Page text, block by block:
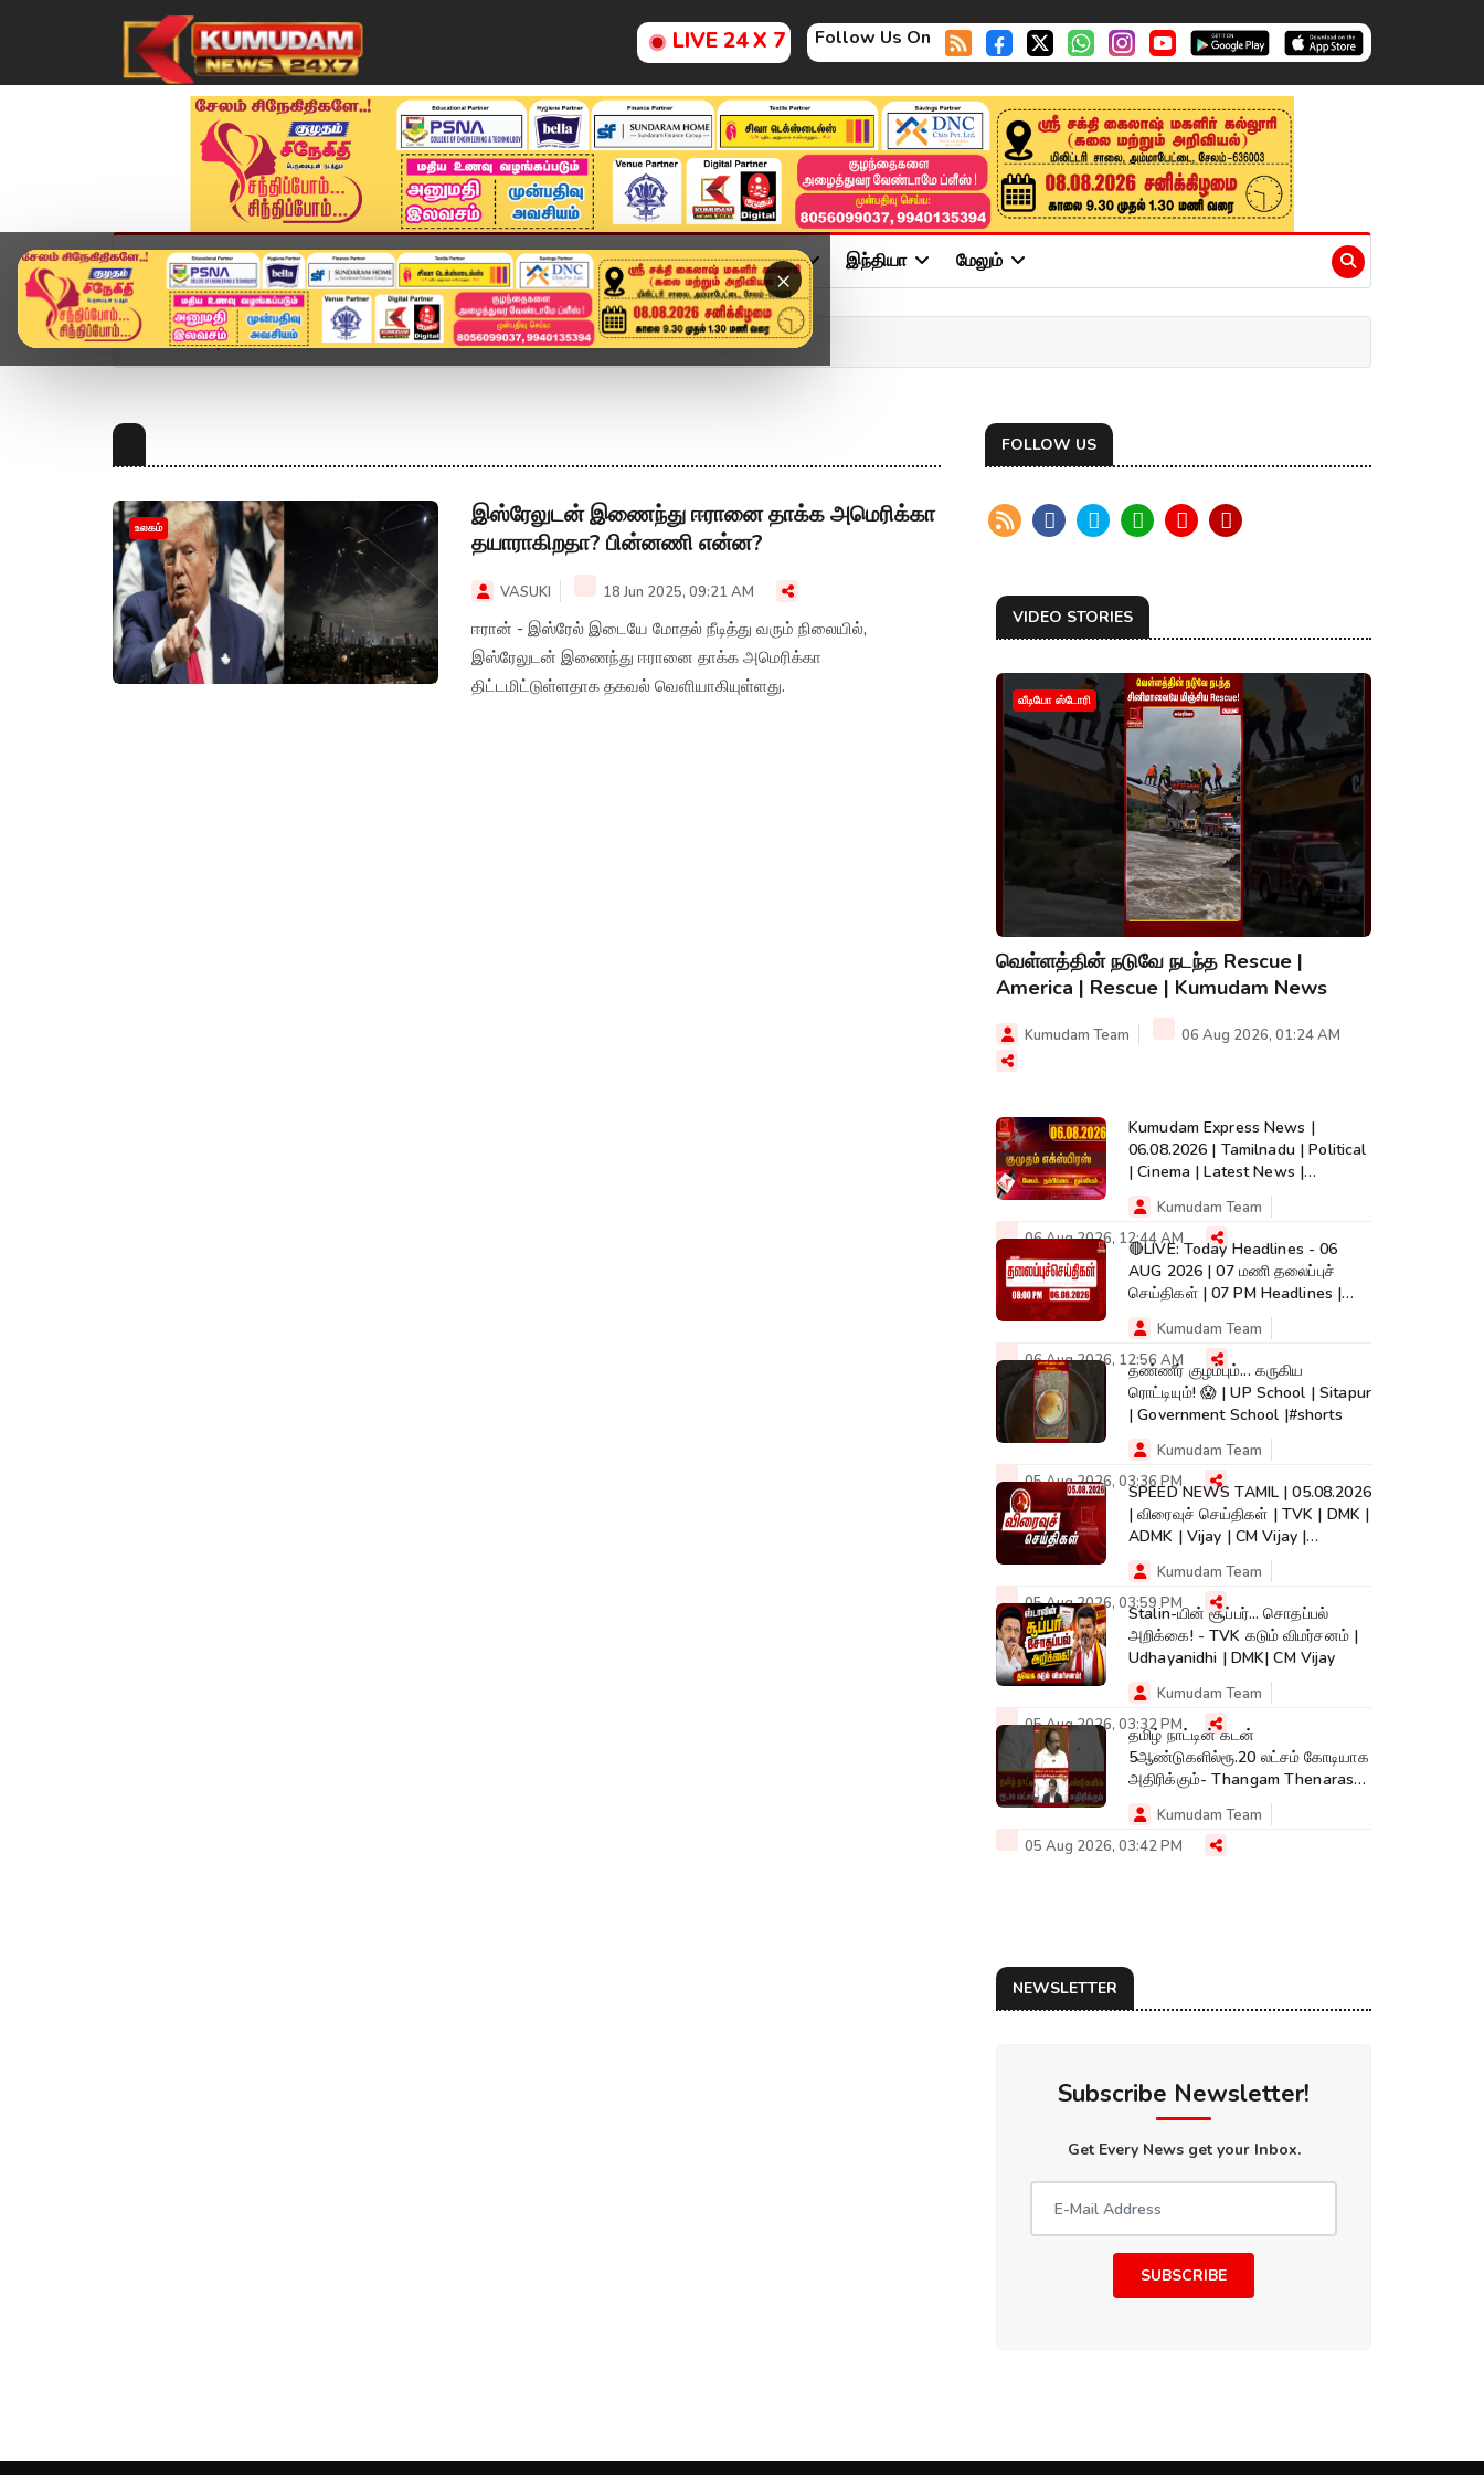
LIVE 24 X 7 Follow Us On
×
முகப்பு விளையாட்டு அண்மை தமிழ்நாடு சினிமா அரசியல் விளையாட்டு இந்தியா மேலும்
Home Topics
உலகம்
இஸ்ரேலுடன் இணைந்து ஈரானை தாக்க அமெரிக்கா
தயாராகிறதா? பின்னணி என்ன?
VASUKI 18 Jun 2025, 09:21 AM
ஈரான் - இஸ்ரேல் இடையே மோதல் நீடித்து வரும் நிலையில்,
இஸ்ரேலுடன் இணைந்து ஈரானை தாக்க அமெரிக்கா
திட்டமிட்டுள்ளதாக தகவல் வெளியாகியுள்ளது.
FOLLOW US
VIDEO STORIES
வீடியோ ஸ்டோரி
வெள்ளத்தின் நடுவே நடந்த Rescue |
America | Rescue | Kumudam News
Kumudam Team 06 Aug 2026, 01:24 AM
Kumudam Express News |
06.08.2026 | Tamilnadu | Political
| Cinema | Latest News |
Kumudam News
Kumudam Team
06 Aug 2026, 12:44 AM🔴LIVE: Today Headlines - 06
AUG 2026 | 07 மணி தலைப்புச்
செய்திகள் | 07 PM Headlines |
Kumudam News
Kumudam Team
06 Aug 2026, 12:56 AMதண்ணீர் குழம்பும்... கருகிய
ரொட்டியும்! 😱 | UP School | Sitapur
| Government School |#shorts
Kumudam Team
05 Aug 2026, 03:36 PMSPEED NEWS TAMIL | 05.08.2026
| விரைவுச் செய்திகள் | TVK | DMK |
ADMK | Vijay | CM Vijay |
Kumudam
Kumudam Team
05 Aug 2026, 03:59 PMStalin-யின் சூப்பர்... சொதப்பல்
அறிக்கை! - TVK கடும் விமர்சனம் |
Udhayanidhi | DMK| CM Vijay
Kumudam Team
05 Aug 2026, 03:32 PMதமிழ் நாட்டின் கடன்
5ஆண்டுகளில்ரூ.20 லட்சம் கோடியாக
அதிரிக்கும்- Thangam Thenarasu|
CM Vijay #shorts
Kumudam Team
05 Aug 2026, 03:42 PM
NEWSLETTER
Subscribe Newsletter!
Get Every News get your Inbox.
SUBSCRIBE